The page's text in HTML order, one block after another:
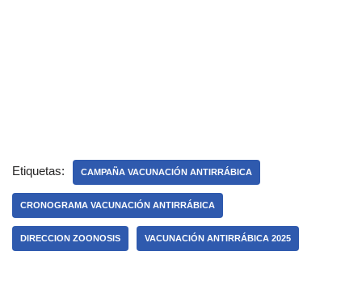
Etiquetas: CAMPAÑA VACUNACIÓN ANTIRRÁBICA
CRONOGRAMA VACUNACIÓN ANTIRRÁBICA
DIRECCION ZOONOSIS VACUNACIÓN ANTIRRÁBICA 2025